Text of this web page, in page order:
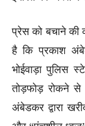
प्रेस को बचाने की
है कि प्रकाश
भोईवाड़ा
तोड़फोड़ रोकने से
अंबेडकर द्वारा